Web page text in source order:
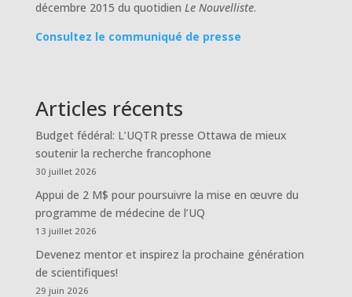
décembre 2015 du quotidien Le Nouvelliste.
Consultez le communiqué de presse
Articles récents
Budget fédéral: L’UQTR presse Ottawa de mieux
soutenir la recherche francophone
30 juillet 2026
Appui de 2 M$ pour poursuivre la mise en œuvre du
programme de médecine de l’UQ
13 juillet 2026
Devenez mentor et inspirez la prochaine génération
de scientifiques!
29 juin 2026